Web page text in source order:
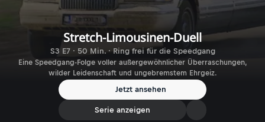
Stretch-Limousinen-Duell
S3 E7 · 50 Min. · Ring frei für die Speedgang
Eine Speedgang-Folge voller außergewöhnlicher Überraschungen,
wilder Leidenschaft und ungebremstem Ehrgeiz.
Jetzt ansehen
Serie anzeigen